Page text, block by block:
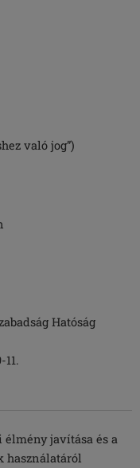
való jog”)
Hatóság
javítása és a
használatáról